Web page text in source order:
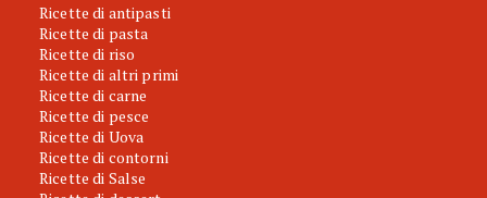
Ricette di antipasti
Ricette di pasta
Ricette di riso
Ricette di altri primi
Ricette di carne
Ricette di pesce
Ricette di Uova
Ricette di contorni
Ricette di Salse